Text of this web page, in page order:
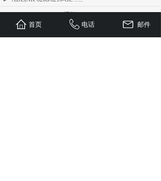
ADLINK Angelo RTV 系列......
首页 电话 邮件